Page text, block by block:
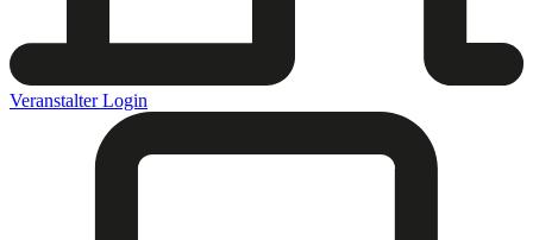
Veranstalter Login